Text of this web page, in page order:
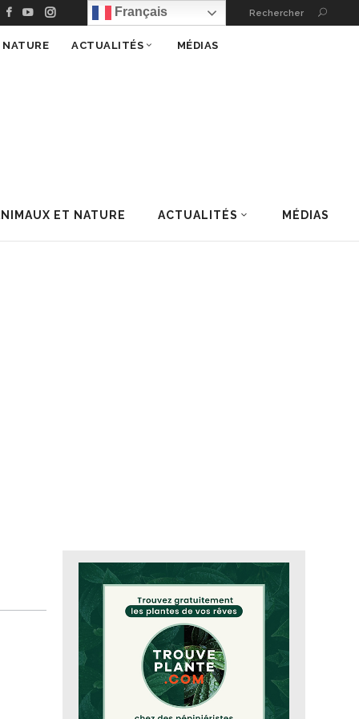
Français Rechercher
ET NATURE ACTUALITÉS MÉDIAS
ACTUALITÉS MÉDIAS